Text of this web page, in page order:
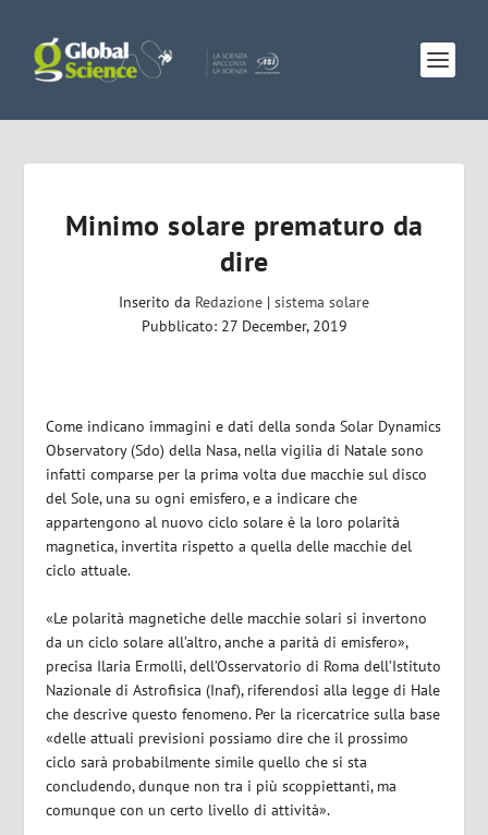
Minimo solare prematuro da
dire
Inserito da Redazione | sistema solare
Pubblicato: 27 December, 2019
Come indicano immagini e dati della sonda Solar Dynamics
Observatory (Sdo) della Nasa, nella vigilia di Natale sono
infatti comparse per la prima volta due macchie sul disco
del Sole, una su ogni emisfero, e a indicare che
appartengono al nuovo ciclo solare è la loro polarità
magnetica, invertita rispetto a quella delle macchie del
ciclo attuale.
«Le polarità magnetiche delle macchie solari si invertono
da un ciclo solare all’altro, anche a parità di emisfero»,
precisa Ilaria Ermolli, dell’Osservatorio di Roma dell’Istituto
Nazionale di Astrofisica (Inaf), riferendosi alla legge di Hale
che descrive questo fenomeno. Per la ricercatrice sulla base
«delle attuali previsioni possiamo dire che il prossimo
ciclo sarà probabilmente simile quello che si sta
concludendo, dunque non tra i più scoppiettanti, ma
comunque con un certo livello di attività».